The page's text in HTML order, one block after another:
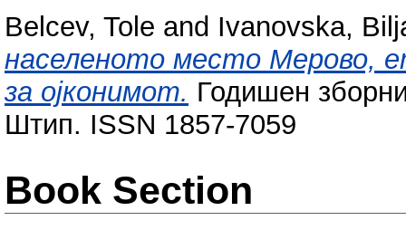
Belcev, Tole and Ivanovska,
населеното место Мерово,
за ојконимот. Годишен
Штип. ISSN 1857-7059
Book Section